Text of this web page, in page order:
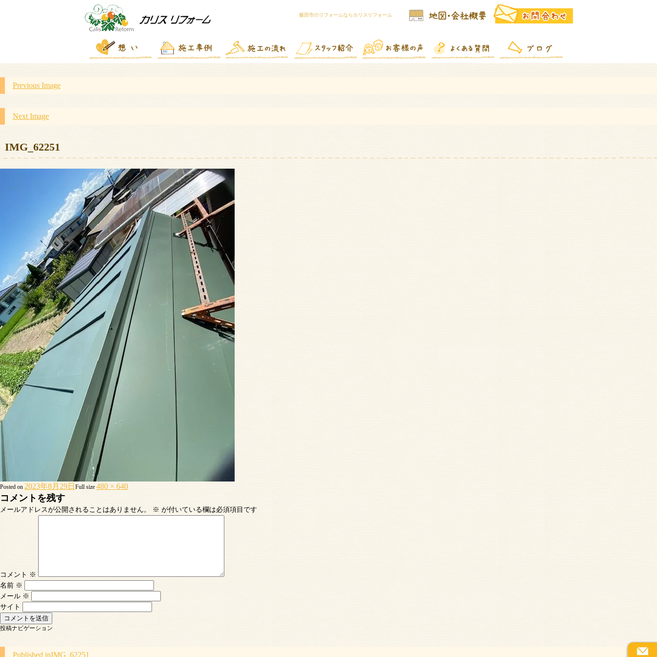
飯田市のリフォームならカリスリフォーム
Previous Image
Next Image
IMG_62251
Posted on 2023年8月29日 Full size 480 × 640
コメントを残す
メールアドレスが公開されることはありません。 ※ が付いている欄は必須項目です
コメント ※
名前 ※
メール ※
サイト
投稿ナビゲーション
Published inIMG_62251